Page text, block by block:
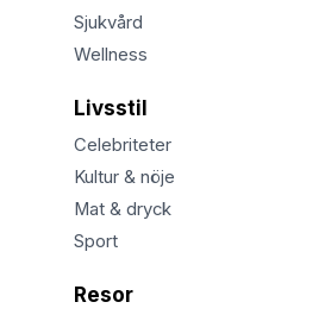
Sjukvård
Wellness
Livsstil
Celebriteter
Kultur & nöje
Mat & dryck
Sport
Resor